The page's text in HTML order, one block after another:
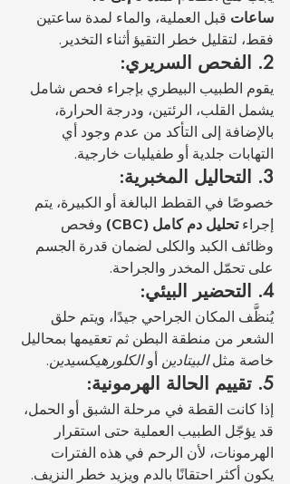
ساعات قبل العملية، والماء لمدة ساعتين
فقط، لتقليل خطر التقيؤ أثناء التخدير.
2. الفحص السريري:
يقوم الطبيب البيطري بإجراء فحص شامل
يشمل القلب، الرئتين، ودرجة الحرارة،
بالإضافة إلى التأكد من عدم وجود أي
التهابات جلدية أو طفيليات خارجية.
3. التحاليل المخبرية:
خصوصًا في القطط البالغة أو الكبيرة، يتم
إجراء تحليل دم كامل (CBC)
وفحص
وظائف الكبد والكلى لضمان قدرة الجسم
على تحمّل المخدر والجراحة.
4. التحضير البيئي:
يُنظَّف المكان الجراحي جيدًا، ويتم حلق
الشعر من منطقة البطن ثم تعقيمها بمحاليل
خاصة مثل البيتادين أو الكلورهيكسيدين.
5. تقييم الحالة الهرمونية:
إذا كانت القطة في مرحلة الشبق أو الحمل،
قد يؤجّل الطبيب العملية حتى استقرار
الهرمونات، لأن الرحم في هذه الفترات
يكون أكثر احتقانًا بالدم ويزيد خطر النزيف.